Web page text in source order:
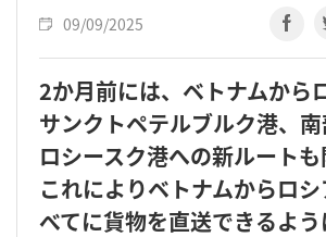
09/09/2025
2か月前には、ベトナムから
サンクトペテルブルク港、
ロシースク港への新ルートも
これによりベトナムからロ
べてに貨物を直送できるよ